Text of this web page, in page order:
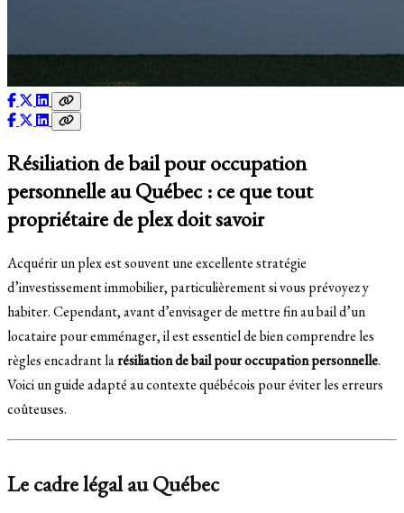
Résiliation de bail pour occupation
personnelle au Québec : ce que tout
propriétaire de plex doit savoir
Acquérir un plex est souvent une excellente stratégie
d’investissement immobilier, particulièrement si vous prévoyez y
habiter. Cependant, avant d’envisager de mettre fin au bail d’un
locataire pour emménager, il est essentiel de bien comprendre les
règles encadrant larésiliation de bail pour occupation personnelle.
Voici un guide adapté au contexte québécois pour éviter les erreurs
coûteuses.
Le cadre légal au Québec